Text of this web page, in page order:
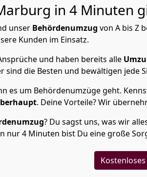
in 4 Minuten
unser Behördenumzug von A bis Z
Kunden im Einsatz.
und haben bereits alle
sind die Besten und bewältigen jede
es um Behördenumzüge geht.
. Deine Vorteile? Wir
? Du sagst uns, was wir
nur 4 Minuten bist Du eine große